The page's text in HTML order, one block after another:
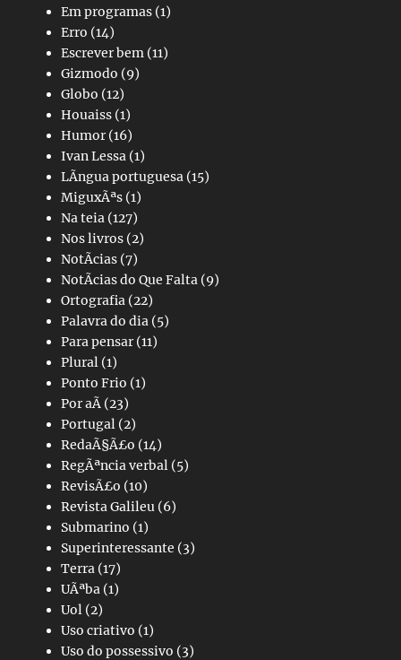
Em programas (1)
Erro (14)
Escrever bem (11)
Gizmodo (9)
Globo (12)
Houaiss (1)
Humor(16)
Ivan Lessa (1)
LÃ­ngua portuguesa (15)
MiguxÃªs (1)
Na teia (127)
Nos livros (2)
NotÃ­cias (7)
NotÃ­cias do Que Falta (9)
Ortografia (22)
Palavra do dia (5)
Para pensar(11)
Plural (1)
Ponto Frio (1)
Por aÃ­ (23)
Portugal (2)
RedaÃ§Ã£o (14)
RegÃªncia verbal (5)
RevisÃ£o (10)
Revista Galileu (6)
Submarino (1)
Superinteressante (3)
Terra (17)
UÃªba (1)
Uol (2)
Uso criativo (1)
Uso do possessivo (3)